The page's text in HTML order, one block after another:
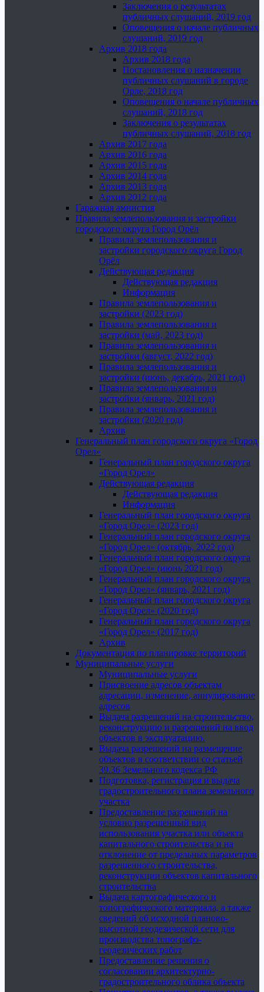
Заключения о результатах
публичных слушаний, 2019 год
Оповещения о начале публичных
слушаний, 2019 год
Архив 2018 года
Архив 2018 года
Постановления о назначении
публичных слушаний в городе
Орле, 2018 год
Оповещения о начале публичных
слушаний, 2018 год
Заключения о результатах
публичных слушаний, 2018 год
Архив 2017 года
Архив 2016 года
Архив 2015 года
Архив 2014 года
Архив 2013 года
Архив 2012 года
Гаражная амнистия
Правила землепользования и застройки
городского округа Город Орёл
Правила землепользования и
застройки городского округа Город
Орёл
Действующая редакция
Действующая редакция
Информация
Правила землепользования и
застройки (2023 год)
Правила землепользования и
застройки (май, 2023 год)
Правила землепользования и
застройки (август, 2022 год)
Правила землепользования и
застройки (июнь, декабрь, 2021 год)
Правила землепользования и
застройки (январь, 2021 год)
Правила землепользования и
застройки (2020 год)
Архив
Генеральный план городского округа «Город
Орел»
Генеральный план городского округа
«Город Орел»
Действующая редакция
Действующая редакция
Информация
Генеральный план городского округа
«Город Орел» (2023 год)
Генеральный план городского округа
«Город Орел» (октябрь, 2022 год)
Генеральный план городского округа
«Город Орел» (июнь 2021 год)
Генеральный план городского округа
«Город Орел» (январь, 2021 год)
Генеральный план городского округа
«Город Орел» (2020 год)
Генеральный план городского округа
«Город Орел» (2017 год)
Архив
Документация по планировке территорий
Муниципальные услуги
Муниципальные услуги
Присвоение адресов объектам
адресации, изменение, аннулирование
адресов
Выдача разрешений на строительство,
реконструкцию и разрешений на ввод
объектов в эксплуатацию.
Выдача разрешений на размещение
объектов в соответствии со статьей
39.36 Земельного кодекса РФ
Подготовка, регистрация и выдача
градостроительного плана земельного
участка
Предоставление разрешений на
условно разрешенный вид
использования участка или объекта
капитального строительства и на
отклонение от предельных параметров
разрешенного строительства,
реконструкции объектов капитального
строительства
Выдача картографического и
топографического материала, а также
сведений об исходной планово-
высотной геодезической сети для
производства топографо-
геодезических работ
Предоставление решения о
согласовании архитектурно-
градостроительного облика объекта